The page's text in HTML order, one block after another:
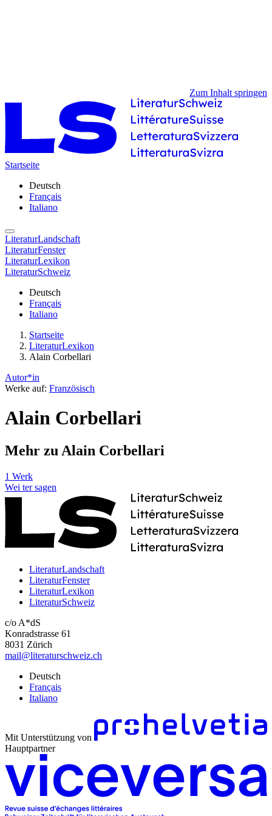
Zum Inhalt springen
Startseite
Deutsch
Français
Italiano
LiteraturLandschaft
LiteraturFenster
LiteraturLexikon
LiteraturSchweiz
Deutsch
Français
Italiano
Startseite
LiteraturLexikon
Alain Corbellari
Autor*in
Werke auf: Französisch
Alain Corbellari
Mehr zu Alain Corbellari
1 Werk
Wei ter sagen
LiteraturLandschaft
LiteraturFenster
LiteraturLexikon
LiteraturSchweiz
c/o A*dS
Konradstrasse 61
8031 Zürich
mail@literaturschweiz.ch
Deutsch
Français
Italiano
Mit Unterstützung von
Hauptpartner